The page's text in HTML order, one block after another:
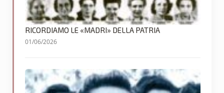
RICORDIAMO LE «MADRI» DELLA PATRIA
01/06/2026